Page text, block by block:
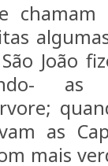
chamam
João
as
as
mais